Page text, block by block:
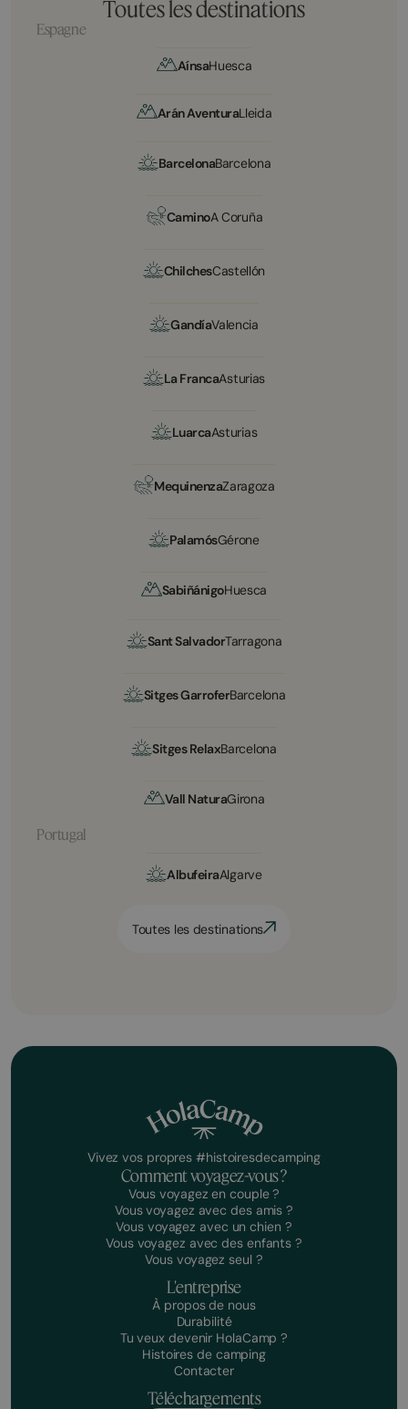
Toutes les destinations
Espagne
AínsaHuesca
Arán AventuraLleida
BarcelonaBarcelona
CaminoA Coruña
ChilchesCastellón
GandíaValencia
La FrancaAsturias
LuarcaAsturias
MequinenzaZaragoza
PalamósGérone
SabiñánigoHuesca
Sant SalvadorTarragona
Sitges GarroferBarcelona
Sitges RelaxBarcelona
Vall NaturaGirona
Portugal
AlbufeiraAlgarve
Toutes les destinations
Vivez vos propres #histoiresdecamping
Comment voyagez-vous ?
Vous voyagez en couple ?
Vous voyagez avec des amis ?
Vous voyagez avec un chien ?
Vous voyagez avec des enfants ?
Vous voyagez seul ?
L'entreprise
À propos de nous
Durabilité
Tu veux devenir HolaCamp ?
Histoires de camping
Contacter
Téléchargements